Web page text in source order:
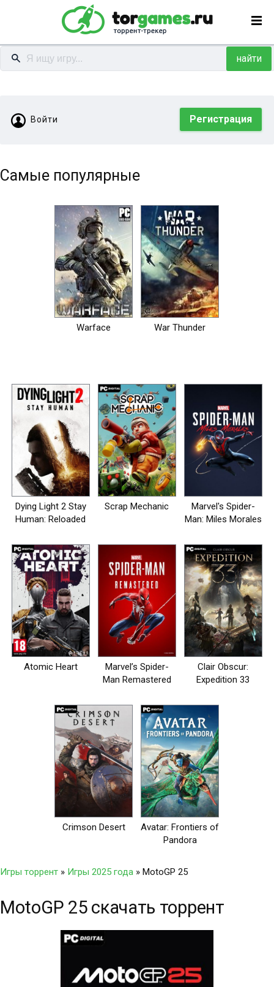
найти
Войти Регистрация
Самые популярные
Warface War Thunder
Dying Light 2 Stay
Human: Reloaded
Scrap Mechanic
Marvel's Spider-
Man: Miles Morales
Atomic Heart
Marvel’s Spider-
Man Remastered
Clair Obscur:
Expedition 33
Crimson Desert
Avatar: Frontiers of
Pandora
Игры торрент » Игры 2025 года » MotoGP 25
MotoGP 25 скачать торрент